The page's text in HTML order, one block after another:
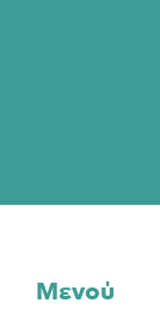
Footer
Μενού